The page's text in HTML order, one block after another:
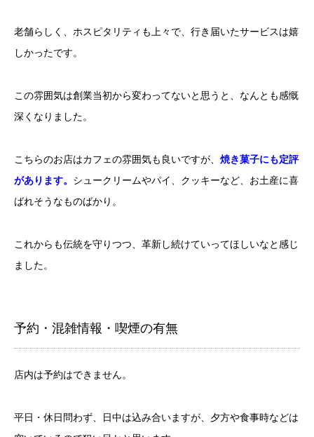
老舗らしく、ホスピタリティも上々で、行き届いたサービスは嬉
しかったです。
この雰囲気は創業当初から変わってないと思うと、なんとも感慨
深くなりました。
こちらのお店はカフェの雰囲気も良いですが、 焼き菓子にも定評
があります。 シュークリームやパイ、クッキーなど、お土産に喜
ばれそうなものばかり。
これからも伝統を守りつつ、革新し続けていってほしいなと感じ
ました。
予約・混雑情報・喫煙の有無
店内は予約はできません。
平日・休日問わず、日中は込み合いますが、夕方や食事時などは